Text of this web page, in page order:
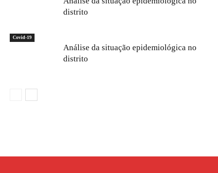
distrito
Covid-19
Análise da situação epidemiológica no
distrito